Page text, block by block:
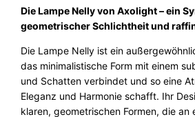
n
l
u
c
h
t
e
Die Lampe Nelly von Axolight – ein
geometrischer Schlichtheit und
Die Lampe Nelly ist ein
das minimalistische Form mit einem
und Schatten verbindet und so eine
Eleganz und Harmonie schafft. Ihr
klaren, geometrischen Formen, die an